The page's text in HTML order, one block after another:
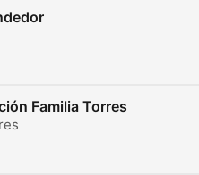
Familia Torres